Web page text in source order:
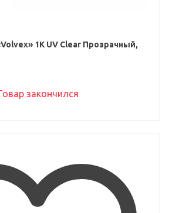
1К UV Clear Прозрачный,
закончился